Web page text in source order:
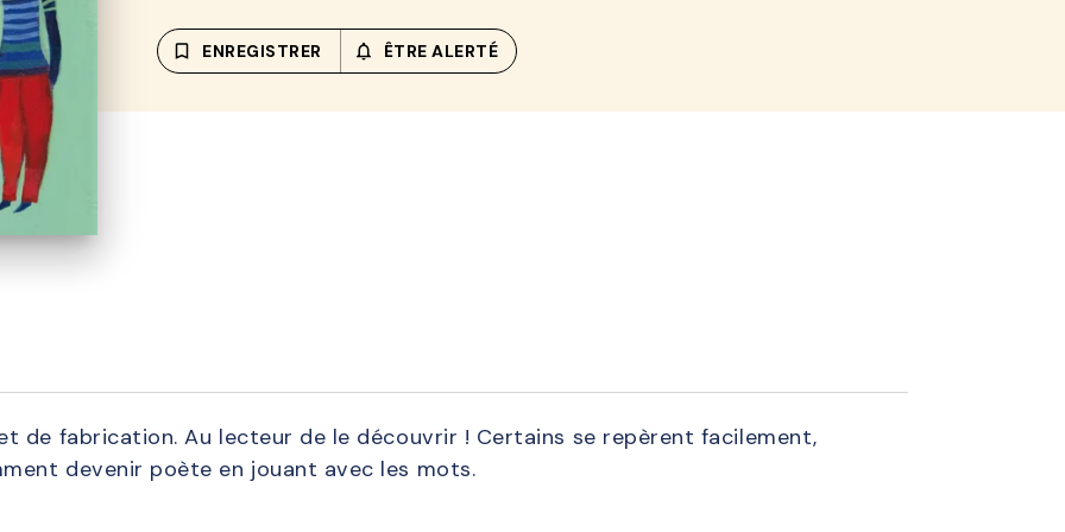
bookmark_border ENREGISTRER notifications_none_outlined
ÊTRE ALERTÉ
de fabrication. Au lecteur de le découvrir ! Certains se repèrent facilement,
devenir poète en jouant avec les mots.